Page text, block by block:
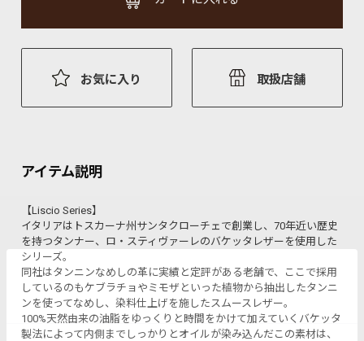
お気に入り 取扱店舗
アイテム説明
【Liscio Series】
イタリアはトスカーナ州サンタクローチェで創業し、70年近い歴史
を持つタンナー、ロ・スティヴァーレのバケッタレザーを使用した
シリーズ。
同社はタンニンなめしの革に実績と定評がある老舗で、ここで採用
しているのもケブラチョやミモザといった植物から抽出したタンニ
ンを使ってなめし、染料仕上げを施したスムースレザー。
100%天然由来の油脂をゆっくりと時間をかけて加えていくバケッタ
製法によって内側までしっかりとオイルが染み込んだこの素材は、